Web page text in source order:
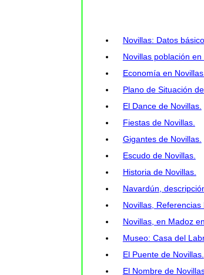
Novillas: Datos
Novillas población
Economía en
Plano de Situación
El Dance de Novillas.
Fiestas de Novillas.
Gigantes de Novillas.
Escudo de Novillas.
Historia de Novillas.
Navardún,
Novillas,
Novillas, en Madoz
Museo: Casa del
El Puente de Novillas.
El Nombre de